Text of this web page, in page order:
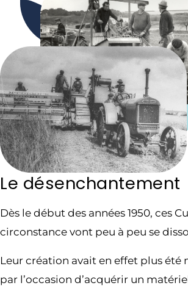
Le désenchantement
Dès le début des années 1950, ces
circonstance vont peu à peu se
Leur création avait en effet plus été
par l’occasion d’acquérir un